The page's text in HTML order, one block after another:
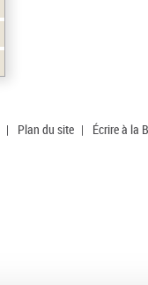
| Plan du site | Écrire à la